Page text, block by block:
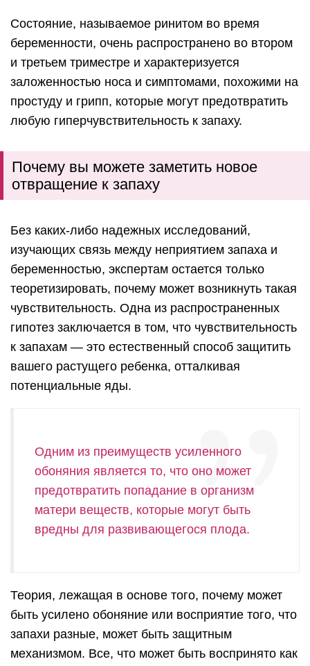
Состояние, называемое ринитом во время
беременности, очень распространено во втором
и третьем триместре и характеризуется
заложенностью носа и симптомами, похожими на
простуду и грипп, которые могут предотвратить
любую гиперчувствительность к запаху.
Почему вы можете заметить новое
отвращение к запаху
Без каких-либо надежных исследований,
изучающих связь между неприятием запаха и
беременностью, экспертам остается только
теоретизировать, почему может возникнуть такая
чувствительность. Одна из распространенных
гипотез заключается в том, что чувствительность
к запахам — это естественный способ защитить
вашего растущего ребенка, отталкивая
потенциальные яды.
Одним из преимуществ усиленного
обоняния является то, что оно может
предотвратить попадание в организм
матери веществ, которые могут быть
вредны для развивающегося плода.
Теория, лежащая в основе того, почему может
быть усилено обоняние или восприятие того, что
запахи разные, может быть защитным
механизмом. Все, что может быть воспринято как